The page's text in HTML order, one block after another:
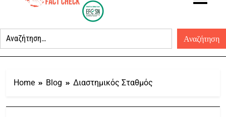
Home Blog Διαστημικός Σταθμός